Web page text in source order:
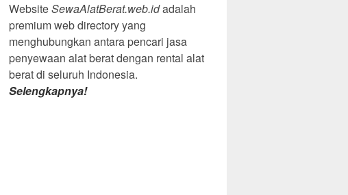
WebsiteSewaAlatBerat.web.idadalah
premium web directory yang
menghubungkan antara pencari jasa
penyewaan alat berat dengan rental alat
berat di seluruh Indonesia.
Selengkapnya!